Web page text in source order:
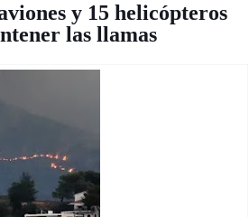
y 15 helicópteros
las llamas